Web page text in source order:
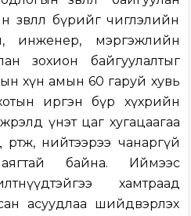
зөвлөл бүрийг чиглэлийн
инженер, мэргэжлийн
зохион байгуулалтыг
хүн амын 60 гаруй хувь
иргэн бүр хүхрийн
үнэт цаг хугацаагаа
өртөж, нийтээрээ чанаргүй
байна. Иймээс
хамтраад
асуудлаа шийдвэрлэх